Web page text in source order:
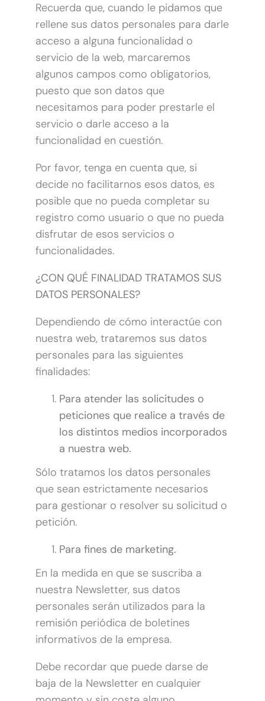
Recuerda que, cuando le pidamos que
rellene sus datos personales para darle
acceso a alguna funcionalidad o
servicio de la web, marcaremos
algunos campos como obligatorios,
puesto que son datos que
necesitamos para poder prestarle el
servicio o darle acceso a la
funcionalidad en cuestión.
Por favor, tenga en cuenta que, si
decide no facilitarnos esos datos, es
posible que no pueda completar su
registro como usuario o que no pueda
disfrutar de esos servicios o
funcionalidades.
¿CON QUÉ FINALIDAD TRATAMOS SUS
DATOS PERSONALES?
Dependiendo de cómo interactúe con
nuestra web, trataremos sus datos
personales para las siguientes
finalidades:
Para atender las solicitudes o
peticiones que realice a través de
los distintos medios incorporados
a nuestra web.
Sólo tratamos los datos personales
que sean estrictamente necesarios
para gestionar o resolver su solicitud o
petición.
Para fines de marketing.
En la medida en que se suscriba a
nuestra Newsletter, sus datos
personales serán utilizados para la
remisión periódica de boletines
informativos de la empresa.
Debe recordar que puede darse de
baja de la Newsletter en cualquier